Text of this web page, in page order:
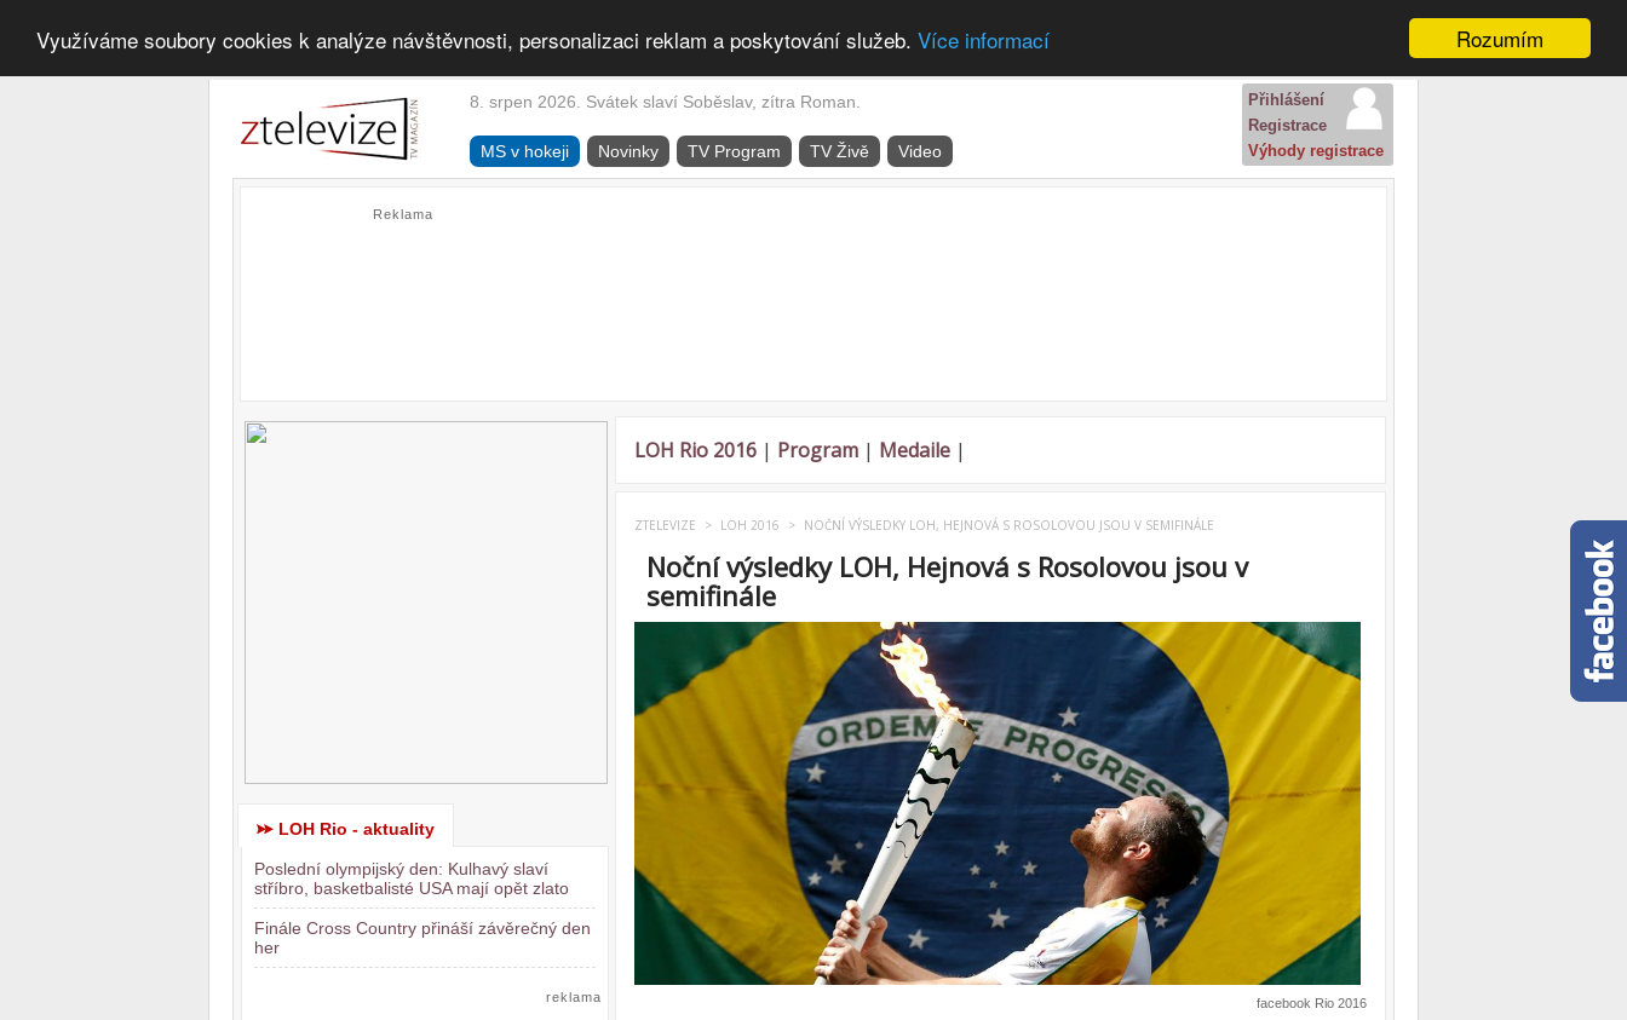
Rozumím
Využíváme soubory cookies k analýze návštěvnosti, personalizaci reklam a poskytování služeb. Více informací
8. srpen 2026. Svátek slaví Soběslav, zítra Roman.
MS v hokeji Novinky TV Program TV Živě Video
Přihlášení
Registrace
Výhody registrace
Reklama
LOH Rio - aktuality
Poslední olympijský den: Kulhavý slaví
stříbro, basketbalisté USA mají opět zlato
Finále Cross Country přináší závěrečný den
her
reklama
LOH Rio 2016 | Program | Medaile |
ZTELEVIZE > LOH 2016 > NOČNÍ VÝSLEDKY LOH, HEJNOVÁ S ROSOLOVOU JSOU V SEMIFINÁLE
Noční výsledky LOH, Hejnová s Rosolovou jsou v
semifinále
facebook Rio 2016